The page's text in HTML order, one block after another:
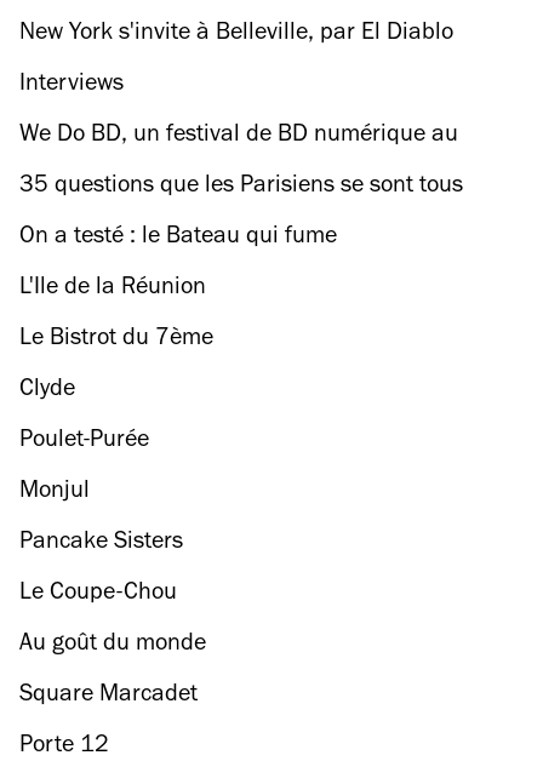
New York s'invite à Belleville, par El Diablo
Interviews
We Do BD, un festival de BD numérique au
Carreau du Temple
35 questions que les Parisiens se sont tous
posées
On a testé : le Bateau qui fume
L'Ile de la Réunion
Le Bistrot du 7ème
Clyde
Poulet-Purée
Monjul
Pancake Sisters
Le Coupe-Chou
Au goût du monde
Square Marcadet
Porte 12